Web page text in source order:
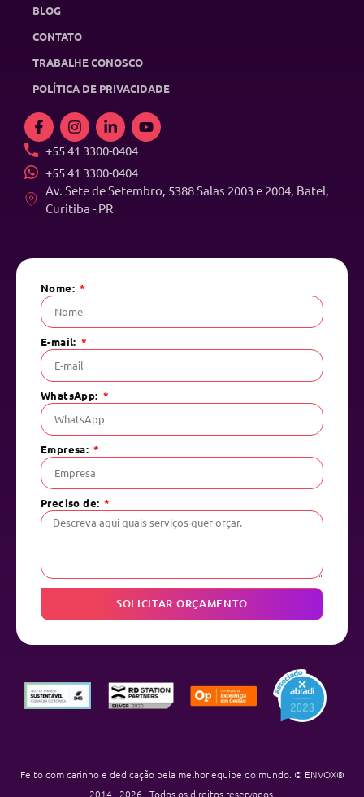
BLOG
CONTATO
TRABALHE CONOSCO
POLÍTICA DE PRIVACIDADE
+55 41 3300-0404
+55 41 3300-0404
Av. Sete de Setembro, 5388 Salas 2003 e 2004, Batel,
Curitiba - PR
Nome:
E-mail:
WhatsApp:
Empresa:
Preciso de:
SOLICITAR ORÇAMENTO
Feito com carinho e dedicação pela melhor equipe do mundo. © ENVOX®
2014 - 2026 - Todos os direitos reservados.